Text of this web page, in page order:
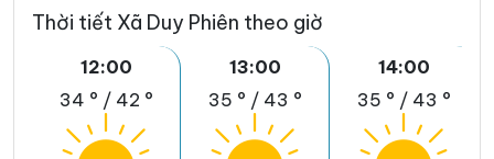
Thời tiết Xã Duy Phiên theo giờ
12:00
34 ° / 42 °
13:00
35 ° / 43 °
14:00
35 ° / 43 °